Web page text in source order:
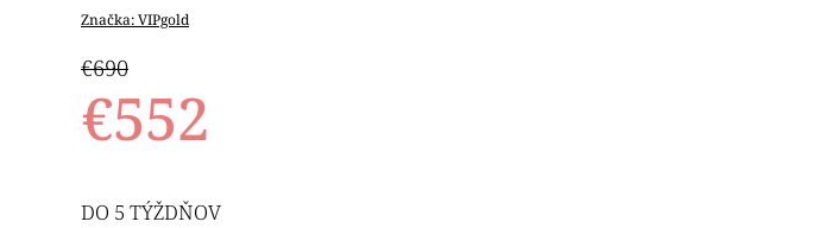
Značka:VIPgold
€690
€552
DO 5 TÝŽDŇOV